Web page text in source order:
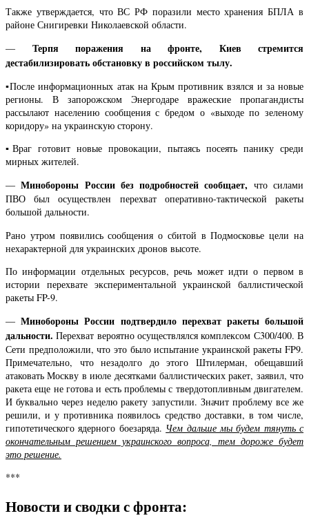
Также утверждается, что ВС РФ поразили место хранения БПЛА в
районе Снигиревки Николаевской области.
— Терпя поражения на фронте, Киев стремится
дестабилизировать обстановку в российском тылу.
▪️После информационных атак на Крым противник взялся и за новые
регионы. В запорожском Энергодаре вражеские пропагандисты
рассылают населению сообщения с бредом о «выходе по зеленому
коридору» на украинскую сторону.
▪️Враг готовит новые провокации, пытаясь посеять панику среди
мирных жителей.
—Минобороны России без подробностей сообщает, что силами
ПВО был осуществлен перехват оперативно-тактической ракеты
большой дальности.
Рано утром появились сообщения о сбитой в Подмосковье цели на
нехарактерной для украинских дронов высоте.
По информации отдельных ресурсов, речь может идти о первом в
истории перехвате экспериментальной украинской баллистической
ракеты FP-9.
—Минобороны России подтвердило перехват ракеты большой
дальности. Перехват вероятно осуществлялся комплексом С300/400. В
Сети предположили, что это было испытание украинской ракеты FP9.
Примечательно, что незадолго до этого Штилерман, обещавший
атаковать Москву в июле десятками баллистических ракет, заявил, что
ракета еще не готова и есть проблемы с твердотопливным двигателем.
И буквально через неделю ракету запустили. Значит проблему все же
решили, и у противника появилось средство доставки, в том числе,
гипотетического ядерного боезаряда. Чем дальше мы будем тянуть с
окончательным решением украинского вопроса, тем дороже будет
это решение.
***
Новости и сводки с фронта: